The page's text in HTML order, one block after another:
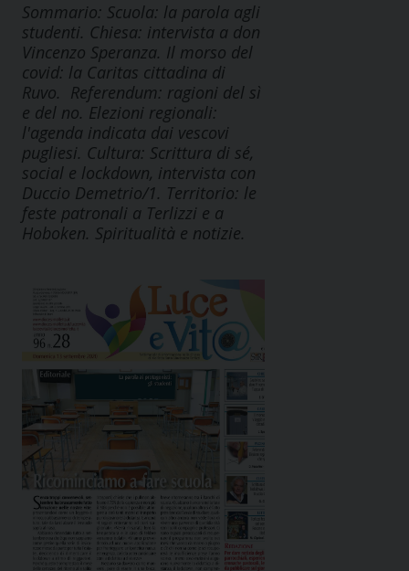
Sommario: Scuola: la parola agli
studenti. Chiesa: intervista a don
Vincenzo Speranza. Il morso del
covid: la Caritas cittadina di
Ruvo. Referendum: ragioni del sì
e del no. Elezioni regionali:
l'agenda indicata dai vescovi
pugliesi. Cultura: Scrittura di sé,
social e lockdown, intervista con
Duccio Demetrio/1. Territorio: le
feste patronali a Terlizzi e a
Hoboken. Spiritualità e notizie.